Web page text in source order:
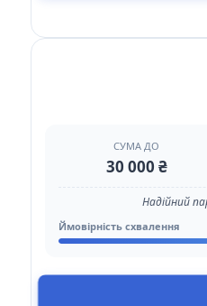
СУМА ДО
30 000 ₴
Надійний
Ймовірність схвалення